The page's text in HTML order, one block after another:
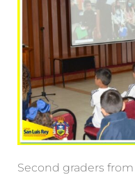
Second graders